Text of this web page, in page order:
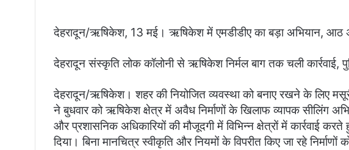
देहरादून/ऋषिकेश, 13 मई। ऋषिकेश में एमडीडीए का बड़ा अभियान, आठ
देहरादून संस्कृति लोक कॉलोनी से ऋषिकेश निर्मल बाग तक चली कार्रवाई,
देहरादून/ऋषिकेश। शहर की नियोजित व्यवस्था को बनाए रखने के लिए
ने बुधवार को ऋषिकेश क्षेत्र में अवैध निर्माणों के खिलाफ व्यापक सीलिंग
और प्रशासनिक अधिकारियों की मौजूदगी में विभिन्न क्षेत्रों में कार्रवाई
दिया। बिना मानचित्र स्वीकृति और नियमों के विपरीत किए जा रहे